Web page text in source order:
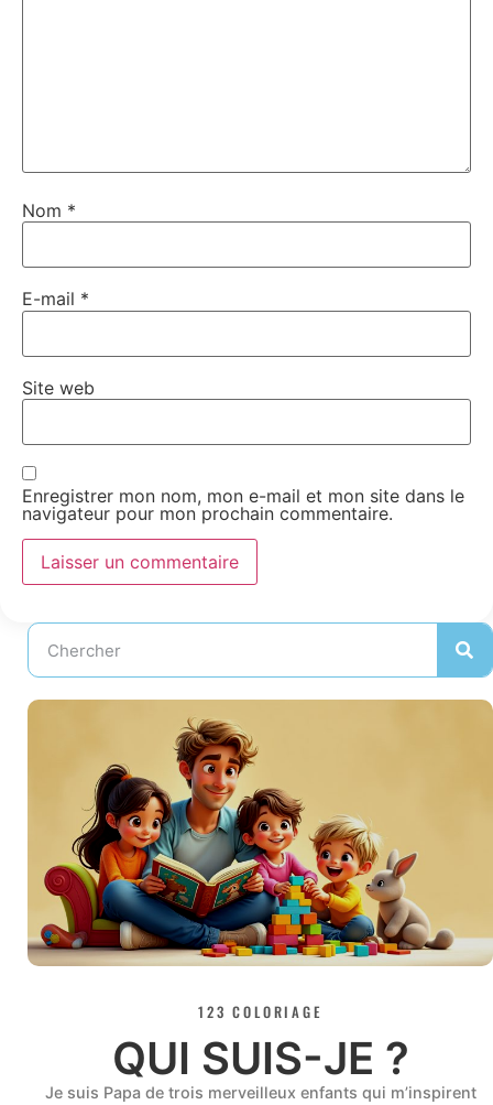
Nom *
E-mail *
Site web
Enregistrer mon nom, mon e-mail et mon site dans le
navigateur pour mon prochain commentaire.
123 COLORIAGE
QUI SUIS-JE ?
Je suis Papa de trois merveilleux enfants qui m’inspirent